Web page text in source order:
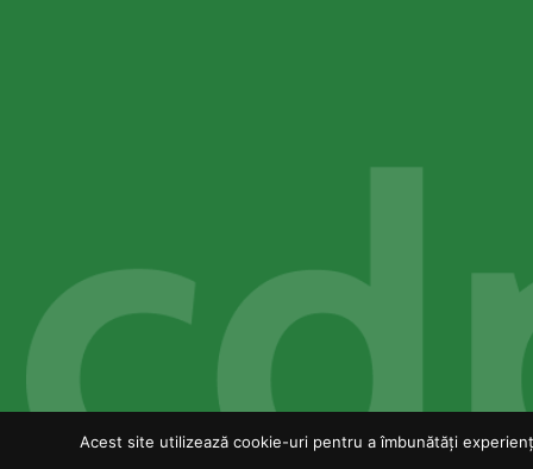
Acest site utilizează cookie-uri pentru a îmbunătăți